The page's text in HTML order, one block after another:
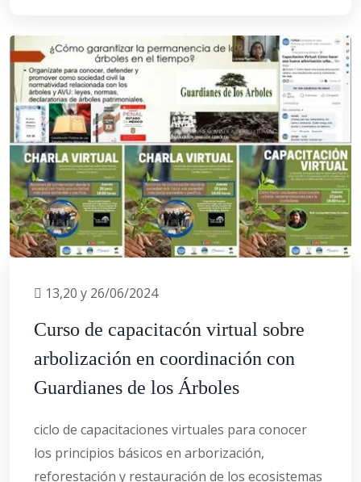
13,20 y 26/06/2024
Curso de capacitacón virtual sobre
arbolización en coordinación con
Guardianes de los Árboles
ciclo de capacitaciones virtuales para conocer
los principios básicos en arborización,
reforestación y restauración de los ecosistemas